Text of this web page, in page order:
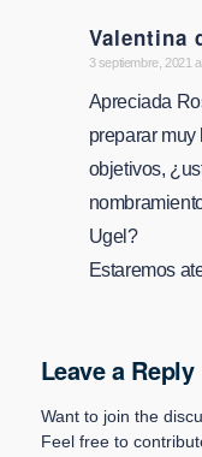
Valentina
says:
3 septiembre, 2021
Apreciada
preparar
objetivos,
Ugel?
Estaremos
Leave a Reply
Want to join the
Feel free to